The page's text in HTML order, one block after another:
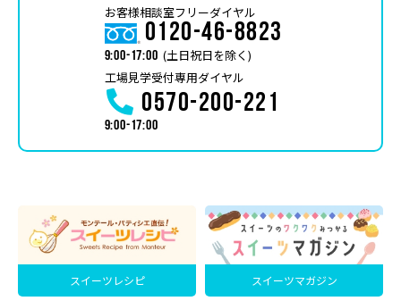
お客様相談室フリーダイヤル
0120-46-8823
9:00-17:00 (土日祝日を除く)
工場見学受付専用ダイヤル
0570-200-221
9:00-17:00
スイーツレシピ スイーツマガジン